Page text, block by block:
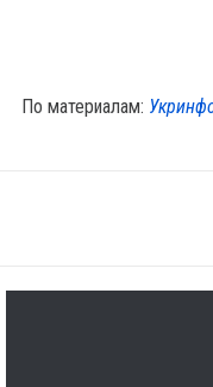
По материалам: